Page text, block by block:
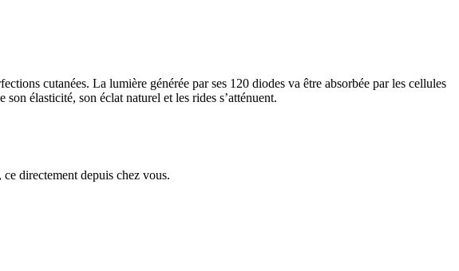
cutanées. La lumière générée par ses 120 diodes va être absorbée par les cellules
élasticité, son éclat naturel et les rides s’atténuent.
directement depuis chez vous.